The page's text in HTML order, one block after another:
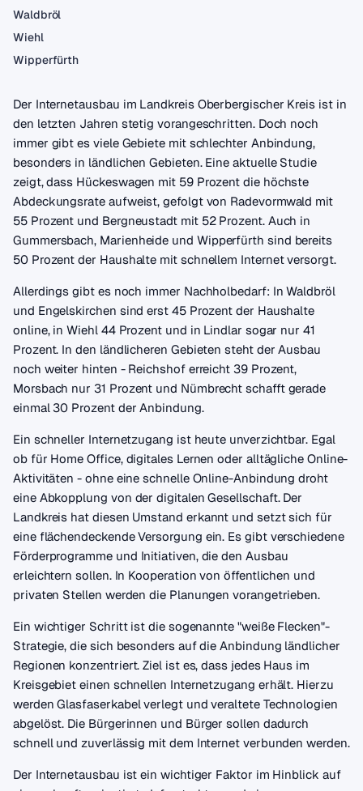
Waldbröl
Wiehl
Wipperfürth
Der Internetausbau im Landkreis Oberbergischer Kreis ist in
den letzten Jahren stetig vorangeschritten. Doch noch
immer gibt es viele Gebiete mit schlechter Anbindung,
besonders in ländlichen Gebieten. Eine aktuelle Studie
zeigt, dass Hückeswagen mit 59 Prozent die höchste
Abdeckungsrate aufweist, gefolgt von Radevormwald mit
55 Prozent und Bergneustadt mit 52 Prozent. Auch in
Gummersbach, Marienheide und Wipperfürth sind bereits
50 Prozent der Haushalte mit schnellem Internet versorgt.
Allerdings gibt es noch immer Nachholbedarf: In Waldbröl
und Engelskirchen sind erst 45 Prozent der Haushalte
online, in Wiehl 44 Prozent und in Lindlar sogar nur 41
Prozent. In den ländlicheren Gebieten steht der Ausbau
noch weiter hinten - Reichshof erreicht 39 Prozent,
Morsbach nur 31 Prozent und Nümbrecht schafft gerade
einmal 30 Prozent der Anbindung.
Ein schneller Internetzugang ist heute unverzichtbar. Egal
ob für Home Office, digitales Lernen oder alltägliche Online-
Aktivitäten - ohne eine schnelle Online-Anbindung droht
eine Abkopplung von der digitalen Gesellschaft. Der
Landkreis hat diesen Umstand erkannt und setzt sich für
eine flächendeckende Versorgung ein. Es gibt verschiedene
Förderprogramme und Initiativen, die den Ausbau
erleichtern sollen. In Kooperation von öffentlichen und
privaten Stellen werden die Planungen vorangetrieben.
Ein wichtiger Schritt ist die sogenannte "weiße Flecken"-
Strategie, die sich besonders auf die Anbindung ländlicher
Regionen konzentriert. Ziel ist es, dass jedes Haus im
Kreisgebiet einen schnellen Internetzugang erhält. Hierzu
werden Glasfaserkabel verlegt und veraltete Technologien
abgelöst. Die Bürgerinnen und Bürger sollen dadurch
schnell und zuverlässig mit dem Internet verbunden werden.
Der Internetausbau ist ein wichtiger Faktor im Hinblick auf